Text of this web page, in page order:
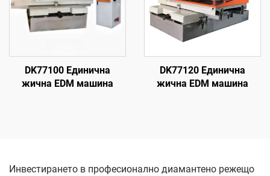
DK77100 Единична
жична EDM машина
DK77120 Единична
жична EDM машина
Инвестирането в професионално диамантено режещо